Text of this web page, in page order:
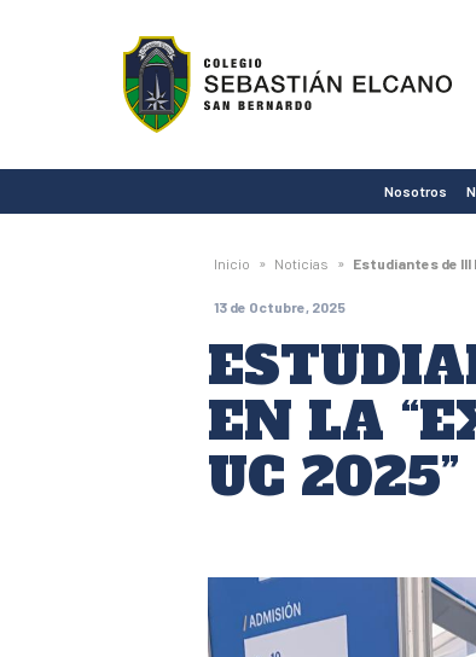
Colegio
Sebastián
Elcano
de
San
Bernardo
Nosotros
Inicio » Noticias » Estudiantes de III
13 de Octubre, 2025
EN LA
UC 2025”